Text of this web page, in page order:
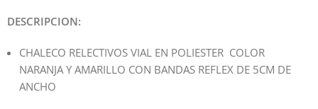
DESCRIPCION:
CHALECO RELECTIVOS VIAL EN POLIESTER COLOR
NARANJA Y AMARILLO CON BANDAS REFLEX DE 5CM DE
ANCHO